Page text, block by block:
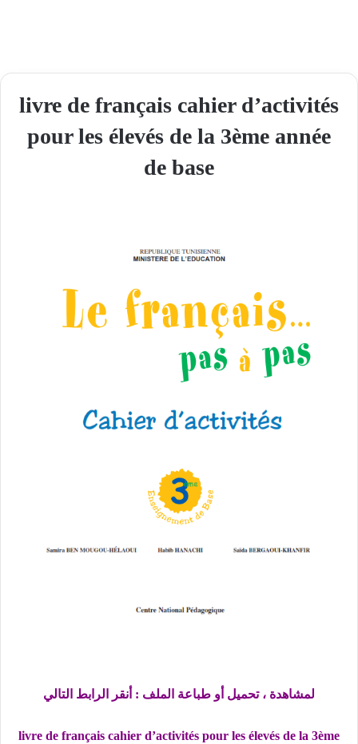
livre de français cahier d’activités
pour les élevés de la 3ème année
de base
لمشاهدة ، تحميل أو طباعة الملف : أنقر الرابط التالي
livre de français cahier d’activités pour les élevés de la 3ème